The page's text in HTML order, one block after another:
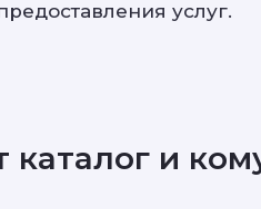
услуг.
каталог и